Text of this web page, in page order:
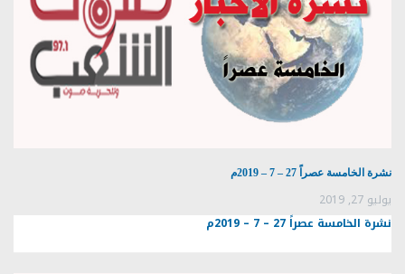
نشرة الخامسة عصراً 27 – 7 – 2019م
يوليو 27, 2019
نشرة الخامسة عصراً 27 – 7 – 2019م